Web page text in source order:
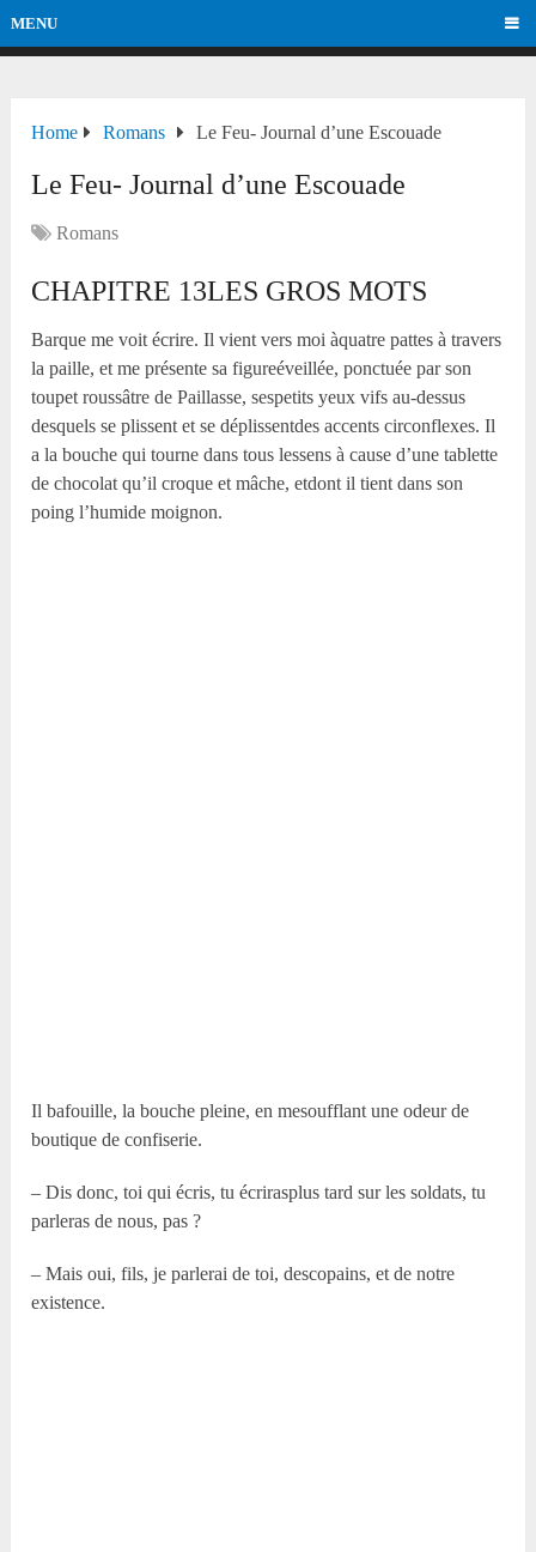
MENU
Home Romans Le Feu- Journal d’une Escouade
Le Feu- Journal d’une Escouade
Romans
CHAPITRE 13LES GROS MOTS
Barque me voit écrire. Il vient vers moi àquatre pattes à travers
la paille, et me présente sa figureéveillée, ponctuée par son
toupet roussâtre de Paillasse, sespetits yeux vifs au-dessus
desquels se plissent et se déplissentdes accents circonflexes. Il
a la bouche qui tourne dans tous lessens à cause d’une tablette
de chocolat qu’il croque et mâche, etdont il tient dans son
poing l’humide moignon.
Il bafouille, la bouche pleine, en mesoufflant une odeur de
boutique de confiserie.
– Dis donc, toi qui écris, tu écrirasplus tard sur les soldats, tu
parleras de nous, pas ?
– Mais oui, fils, je parlerai de toi, descopains, et de notre
existence.